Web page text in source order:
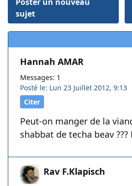
sujet
Hannah AMAR
Messages: 1
Posté le: Lun 23 Juillet 2012, 9:13
Citer
Peut-on manger de la
shabbat de techa beav ???
Rav F.Klapisch